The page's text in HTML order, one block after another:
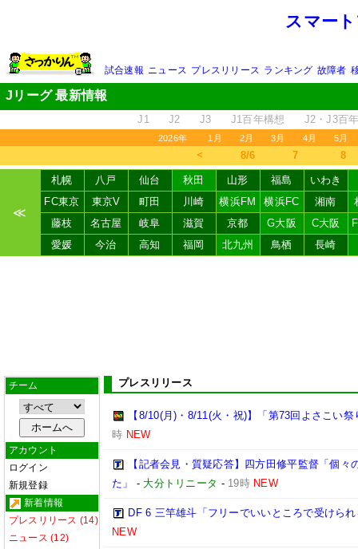
スマー
試合速報 ニュース プレスリリース ランキング 故障者
Jリーグ 最新情報
J1 J2 J3 J1百年構想 J2・J3百
2026年 1月 2月 3月 4月 5月
＜ 8/6 7 8
≪
札幌 八戸 仙台 秋田 山形 福島
いわき
FC東京
東京V 町田 川崎 横浜FM 横浜FC 湘南
藤枝
名古屋 岐阜 滋賀 京都 G大阪 C大阪
愛媛
今治 高知 福岡 北九州 鳥栖 長崎
チーム
アカウント
ログイン
新規登録
新着情報
プレスリリース (14)
ニュース (12)
プレスリリース
【8/10(月)・8/11(火・祝)】「第73回よさこい
時 NEW
【記者会見・質疑応答】四方田修平監督「個
た」
- 大分トリニータ - 19時 NEW
DF 6 三竿雄斗「フリーでいいところで受けら
NEW